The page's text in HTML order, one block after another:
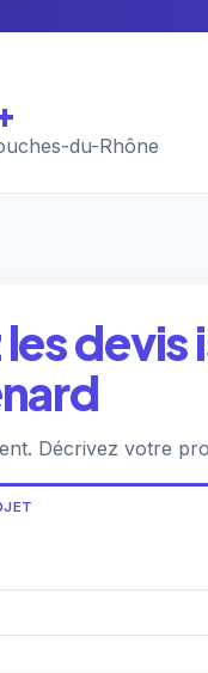
du-Rhône
Décrivez votre